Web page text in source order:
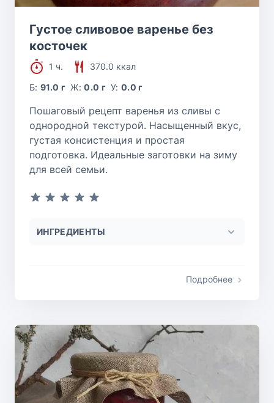
Густое сливовое варенье без
косточек
1 ч.
370.0 ккал
Б:91.0 г Ж:0.0 г У:0.0 г
Пошаговый рецепт варенья из сливы с
однородной текстурой. Насыщенный вкус,
густая консистенция и простая
подготовка. Идеальные заготовки на зиму
для всей семьи.
ИНГРЕДИЕНТЫ
Подробнее